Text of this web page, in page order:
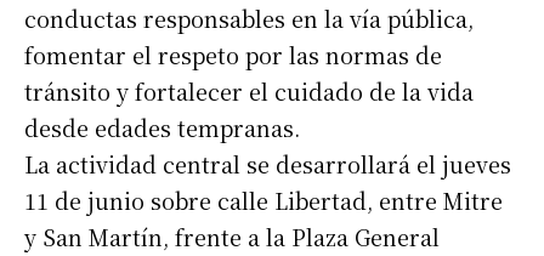
conductas responsables en la vía pública,
fomentar el respeto por las normas de
tránsito y fortalecer el cuidado de la vida
desde edades tempranas.
La actividad central se desarrollará el jueves
11 de junio sobre calle Libertad, entre Mitre
y San Martín, frente a la Plaza General